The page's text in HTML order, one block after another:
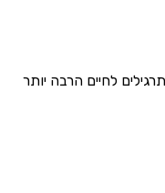
לחיים הרבה יותר